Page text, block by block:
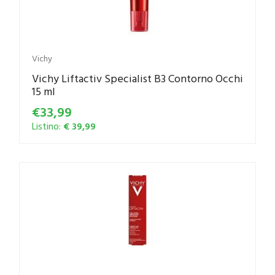
Vichy
Vichy Liftactiv Specialist B3 Contorno Occhi
15 ml
€33,99
Listino: € 39,99